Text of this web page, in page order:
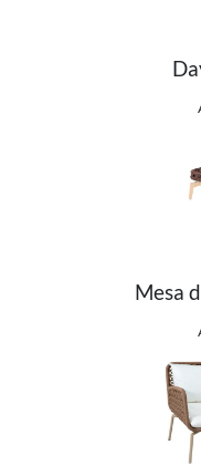
Ver
Ver
Mesa